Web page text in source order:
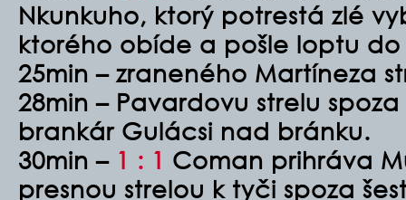
Nkunkuho, ktorý potrestá zlé
ktorého obíde a pošle loptu
25min – zraneného Martíneza
28min – Pavardovu strelu
brankár Gulácsi nad bránku.
30min – 1 : 1 Coman prihráva
presnou strelou k tyči spoza